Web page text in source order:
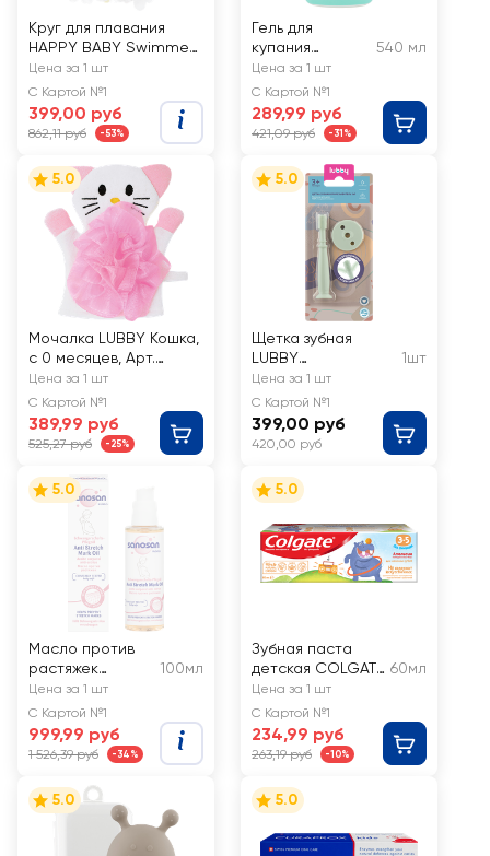
Круг для плавания
HAPPY BABY Swimmer,
grey bear, с 0 месяцев
Цена за 1 шт
С Картой №1
399,00 руб
862,11 руб -53%
Гель для
купания
WONDER LAB
Нежная забота,
с 0 лет
540 мл
Цена за 1 шт
С Картой №1
289,99 руб
421,09 руб -31%
5.0
Мочалка LUBBY Кошка,
с 0 месяцев, Арт.
15178/12
Цена за 1 шт
С Картой №1
389,99 руб
525,27 руб -25%
5.0
Щетка зубная
LUBBY
ультрамягкая с
футляром, с 4
месяцев, Арт. 30170
1шт
Цена за 1 шт
С Картой №1
399,00 руб
420,00 руб
5.0
Масло против
растяжек
SANOSAN
100мл
Цена за 1 шт
С Картой №1
999,99 руб
1 526,39 руб -34%
5.0
Зубная паста
детская COLGATE
Kids со вкусом
апельсина,
защита от
кариеса без
фтора, 3–5 лет
60мл
Цена за 1 шт
С Картой №1
234,99 руб
263,19 руб -10%
5.0 5.0